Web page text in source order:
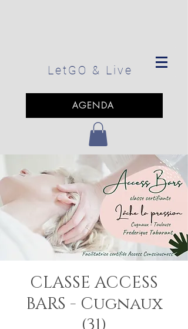
LetGO & Live
AGENDA
CLASSE ACCESS
BARS - Cugnaux